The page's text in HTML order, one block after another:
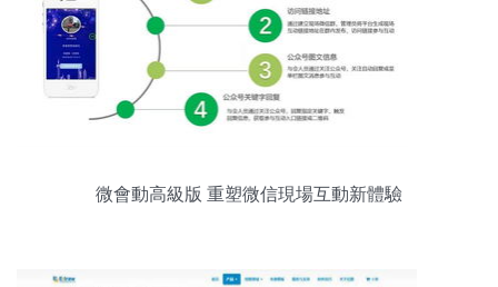
微會動高級版 重塑微信現場互動新體驗